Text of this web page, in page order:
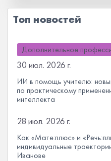
Топ новостей
Дополнительное
30 июл. 2026 г.
ИИ в помощь учителю:
по практическому
интеллекта
28 июл. 2026 г.
Как «Мате:плюс» и
индивидуальные
Иванове